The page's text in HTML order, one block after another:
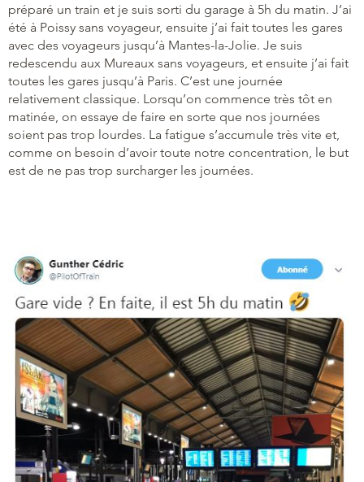
préparé un train et je suis sorti du garage à 5h du matin. J’ai
été à Poissy sans voyageur, ensuite j’ai fait toutes les gares
avec des voyageurs jusqu’à Mantes-la-Jolie. Je suis
redescendu aux Mureaux sans voyageurs, et ensuite j’ai fait
toutes les gares jusqu’à Paris. C’est une journée
relativement classique. Lorsqu’on commence très tôt en
matinée, on essaye de faire en sorte que nos journées
soient pas trop lourdes. La fatigue s’accumule très vite et,
comme on besoin d’avoir toute notre concentration, le but
est de ne pas trop surcharger les journées.